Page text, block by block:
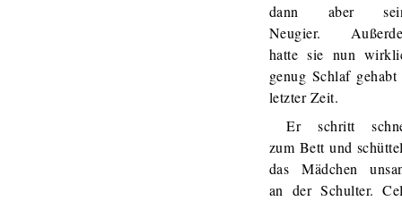
dann aber
Neugier.
hatte sie nun
genug Schlaf
letzter Zeit.
Er schritt
zum Bett und
das Mädchen
an der Schulter.